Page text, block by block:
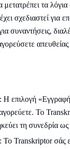
τα
σχεδιαστεί για
συναντήσεις,
: Η επιλογή
Το
τη συνεδρία
: Το Transkriptor σάς